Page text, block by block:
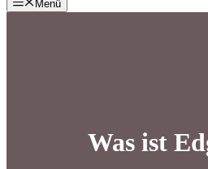
Menü
Was ist